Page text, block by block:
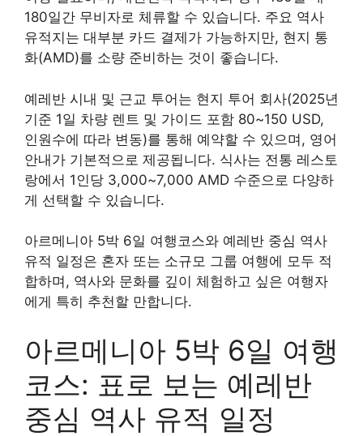
180일간 무비자로 체류할 수 있습니다. 주요 역사
유적지는 대부분 카드 결제가 가능하지만, 현지 통
화(AMD)를 소량 준비하는 것이 좋습니다.
예레반 시내 및 근교 투어는 현지 투어 회사(2025년
기준 1일 차량 렌트 및 가이드 포함 80~150 USD,
인원수에 따라 변동)를 통해 예약할 수 있으며, 영어
안내가 기본적으로 제공됩니다. 식사는 전통 레스토
랑에서 1인당 3,000~7,000 AMD 수준으로 다양하
게 선택할 수 있습니다.
아르메니아 5박 6일 여행코스와 예레반 중심 역사
유적 일정은 혼자 또는 소규모 그룹 여행에 모두 적
합하며, 역사와 문화를 깊이 체험하고 싶은 여행자
에게 특히 추천할 만합니다.
아르메니아 5박 6일 여행
코스: 표로 보는 예레반
중심 역사 유적 일정